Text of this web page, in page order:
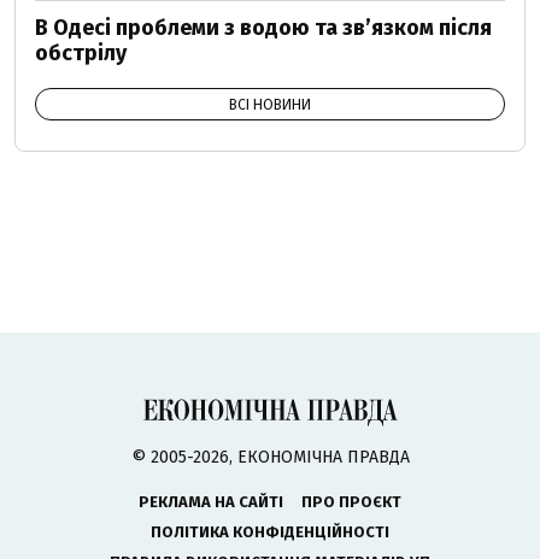
В Одесі проблеми з водою та звʼязком після
обстрілу
ВСІ НОВИНИ
© 2005-2026, ЕКОНОМІЧНА ПРАВДА
РЕКЛАМА НА САЙТІ
ПРО ПРОЄКТ
ПОЛІТИКА КОНФІДЕНЦІЙНОСТІ